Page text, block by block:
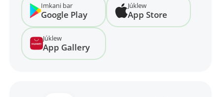
Imkani bar
Google Play
Júklew
App Store
Júklew
App Gallery